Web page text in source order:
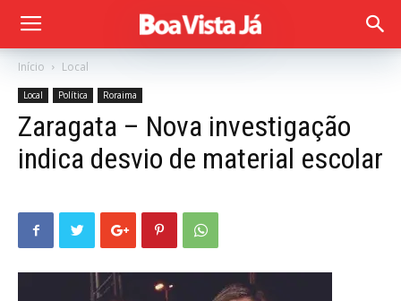
Início Local
Local Política Roraima
Zaragata – Nova investigação
indica desvio de material escolar